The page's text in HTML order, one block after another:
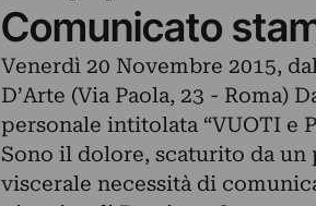
Comunicato
Venerdì 20 Novembre 2015,
D’Arte (Via Paola, 23 - Roma)
personale intitolata “VUOTI e
Sono il dolore, scaturito da
viscerale necessità di